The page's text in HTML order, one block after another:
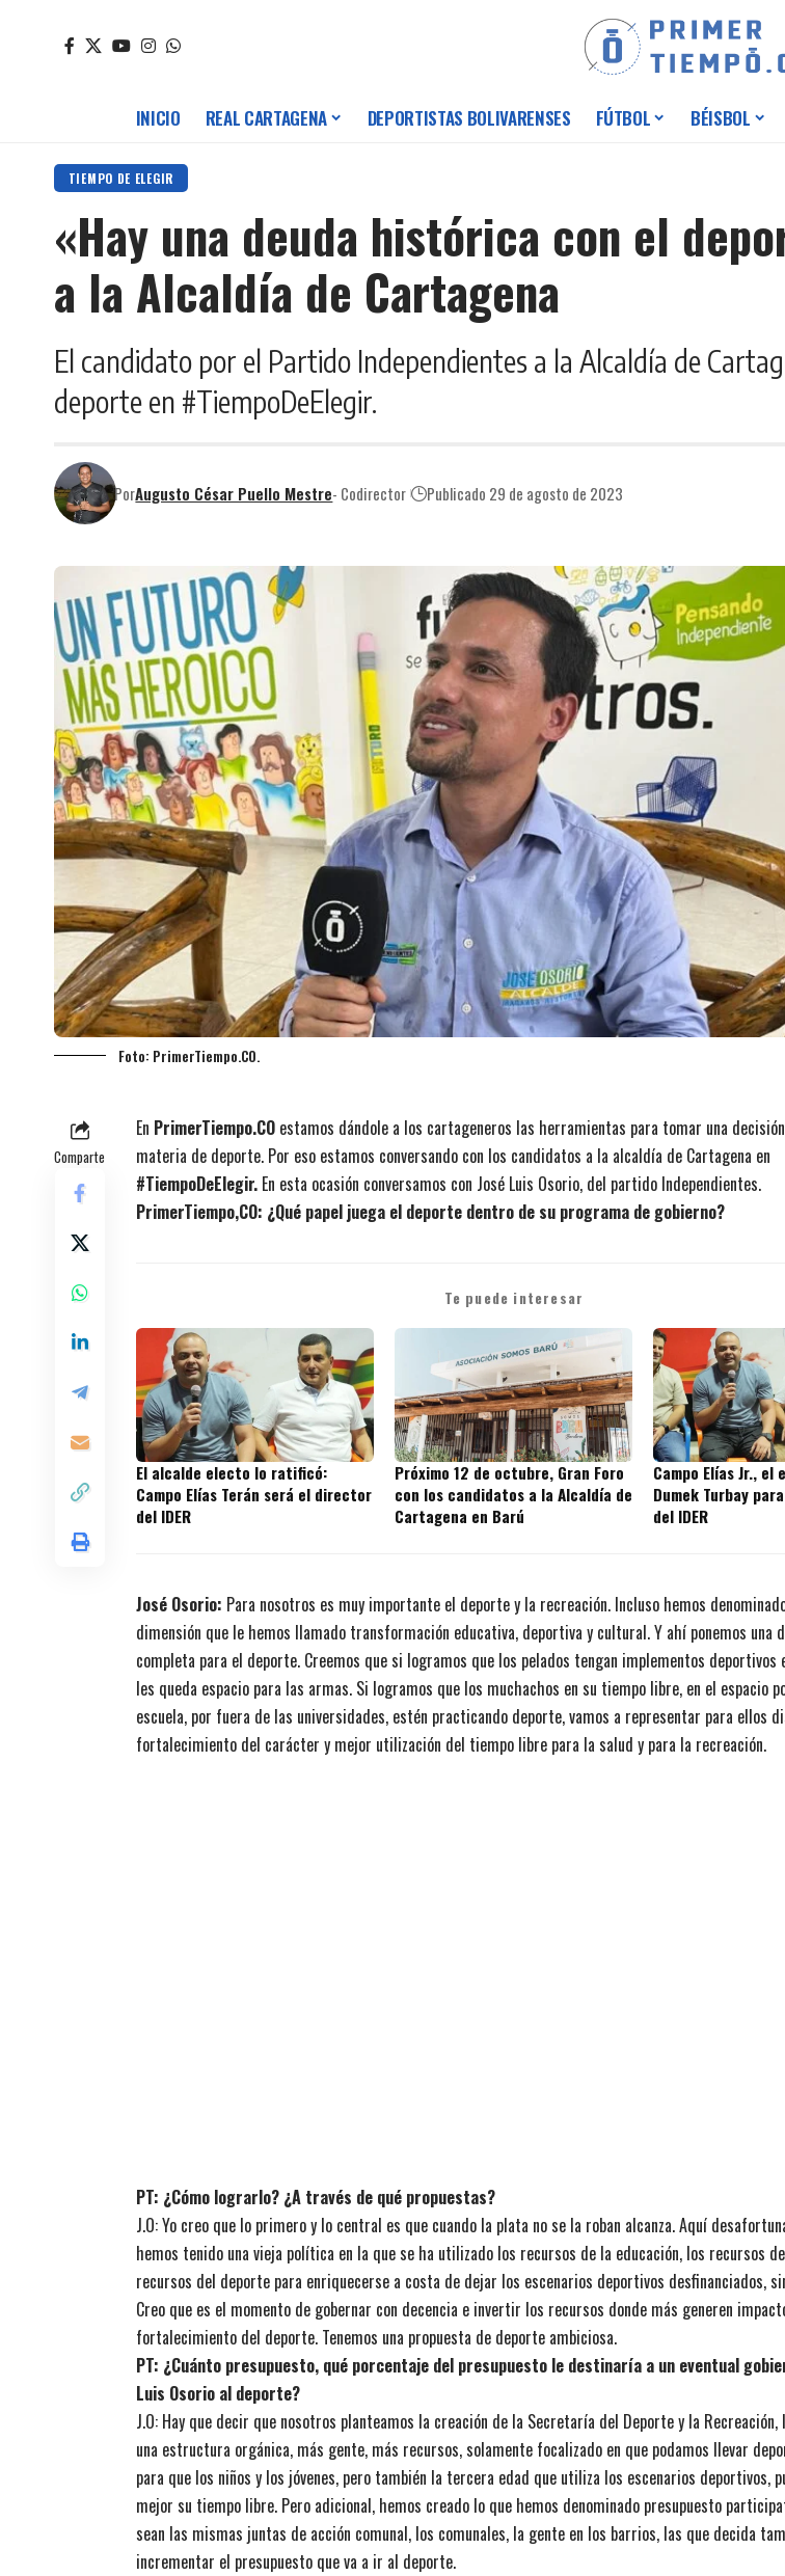
INICIO REAL CARTAGENA DEPORTISTAS BOLIVARENSES FÚTBOL BÉISBOL
TIEMPO DE ELEGIR
«Hay una deuda histórica con el
a la Alcaldía de Cartagena
El candidato por el Partido Independientes a la Alcaldía de
deporte en #TiempoDeElegir.
PorAugusto César Puello Mestre- Codirector Publicado 29 de agosto de 2023
Foto: PrimerTiempo.CO.
Comparte
En PrimerTiempo.CO estamos dándole a los cartageneros las herramientas para tomar una
materia de deporte. Por eso estamos conversando con los candidatos a la alcaldía de Cartagena en
#TiempoDeElegir. En esta ocasión conversamos con José Luis Osorio, del partido Independientes.
PrimerTiempo,CO: ¿Qué papel juega el deporte dentro de su programa de gobierno?
Te puede interesar
El alcalde electo lo ratificó:
Campo Elías Terán será el director
del IDER
Próximo 12 de octubre, Gran Foro
con los candidatos a la Alcaldía de
Cartagena en Barú
Campo Elías Jr., el
Dumek Turbay
del IDER
José Osorio: Para nosotros es muy importante el deporte y la recreación. Incluso hemos
dimensión que le hemos llamado transformación educativa, deportiva y cultural. Y ahí ponemos una
completa para el deporte. Creemos que si logramos que los pelados tengan implementos deportivos
les queda espacio para las armas. Si logramos que los muchachos en su tiempo libre, en el espacio
escuela, por fuera de las universidades, estén practicando deporte, vamos a representar para ellos
fortalecimiento del carácter y mejor utilización del tiempo libre para la salud y para la recreación.
PT: ¿Cómo lograrlo? ¿A través de qué propuestas?
J.O: Yo creo que lo primero y lo central es que cuando la plata no se la roban alcanza. Aquí
hemos tenido una vieja política en la que se ha utilizado los recursos de la educación, los recursos
recursos del deporte para enriquecerse a costa de dejar los escenarios deportivos desfinanciados,
Creo que es el momento de gobernar con decencia e invertir los recursos donde más generen
fortalecimiento del deporte. Tenemos una propuesta de deporte ambiciosa.
PT: ¿Cuánto presupuesto, qué porcentaje del presupuesto le destinaría a un eventual
Luis Osorio al deporte?
J.O: Hay que decir que nosotros planteamos la creación de la Secretaría del Deporte y la
una estructura orgánica, más gente, más recursos, solamente focalizado en que podamos llevar
para que los niños y los jóvenes, pero también la tercera edad que utiliza los escenarios deportivos,
mejor su tiempo libre. Pero adicional, hemos creado lo que hemos denominado presupuesto
sean las mismas juntas de acción comunal, los comunales, la gente en los barrios, las que decida
incrementar el presupuesto que va a ir al deporte.